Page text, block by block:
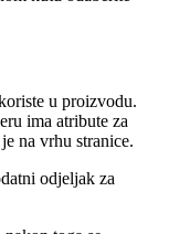
u proizvodu.
ima atribute za
na vrhu stranice.
odjeljak za